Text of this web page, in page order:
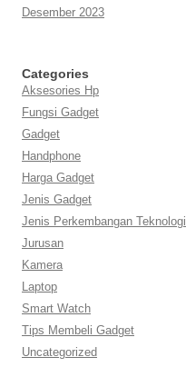
Desember 2023
Categories
Aksesories Hp
Fungsi Gadget
Gadget
Handphone
Harga Gadget
Jenis Gadget
Jenis Perkembangan Teknologi
Jurusan
Kamera
Laptop
Smart Watch
Tips Membeli Gadget
Uncategorized